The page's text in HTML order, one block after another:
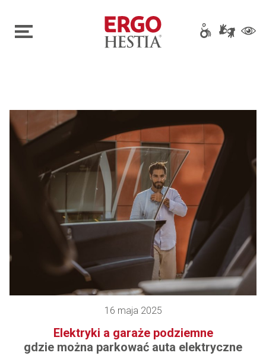
16 maja 2025
Elektryki a garaże podziemne
gdzie można parkować auta elektryczne